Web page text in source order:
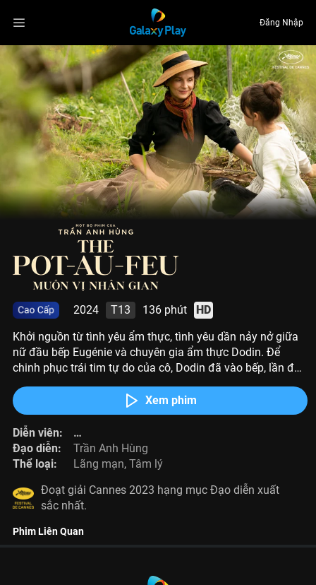
Đăng Nhập
2024 T13 136 phút
HD
Khởi nguồn từ tình yêu ẩm thực, tình yêu dần nảy nở giữa
nữ đầu bếp Eugénie và chuyên gia ẩm thực Dodin. Để
chinh phục trái tim tự do của cô, Dodin đã vào bếp, lần đầu
tiên nấu ăn cho người thương.
Xem phim
Diễn viên:
Juliette Binoche, Benoît Magimel
Đạo diễn:
Trần Anh Hùng
Thể loại:
Lãng mạn, Tâm lý
Đoạt giải Cannes 2023 hạng mục Đạo diễn xuất
sắc nhất.
Phim Liên Quan